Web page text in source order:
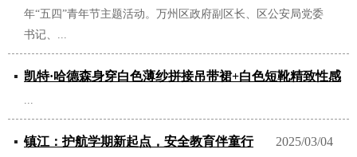
年“五四”青年节主题活动。万州区政府副区长、区公安局党委
书记、...
凯特·哈德森身穿白色薄纱拼接吊带裙+白色短靴精致性感
镇江：护航学期新起点，安全教育伴童行 2025/03/04